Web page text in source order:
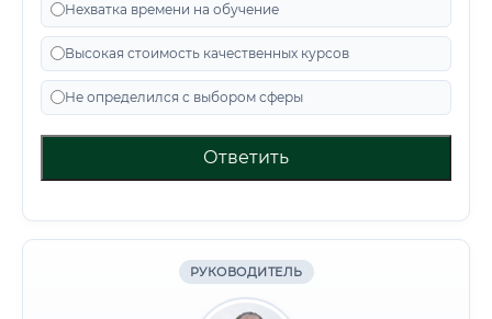
Нехватка времени на обучение
Высокая стоимость качественных курсов
Не определился с выбором сферы
Ответить
РУКОВОДИТЕЛЬ